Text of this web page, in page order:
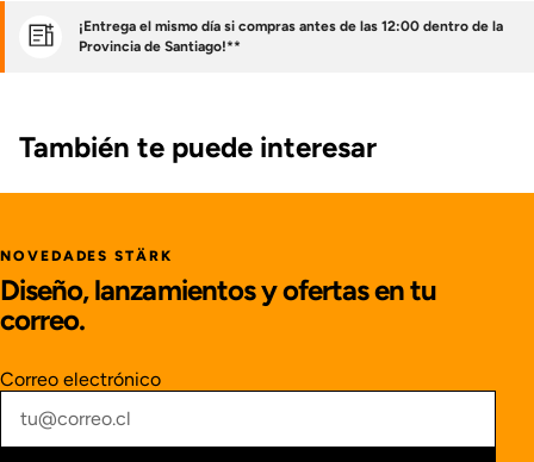
¡Entrega el mismo día si compras antes de las 12:00 dentro de la
Provincia de Santiago!**
También te puede interesar
NOVEDADES STÄRK
Diseño, lanzamientos y ofertas en tu
correo.
Correo electrónico